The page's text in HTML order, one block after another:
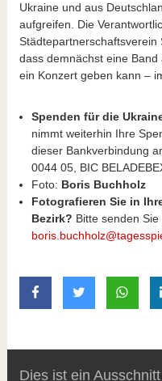
Ukraine und aus
aufgreifen. Die
Städtepartnerschaftsverein
dass demnächst eine
ein Konzert geben kann –
Spenden für die
nimmt weiterhin Ihre
dieser Bankverbindung
0044 05, BIC
Foto: Boris Buchholz
Fotografieren Sie in
Bezirk? Bitte senden
auf Facebook teilen
auf Twitter
mit
Dies ist ein